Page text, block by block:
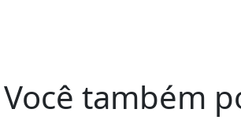
Você também